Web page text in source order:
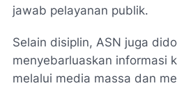
jawab pelayanan publik.
Selain disiplin, ASN juga
menyebarluaskan informasi
melalui media massa dan